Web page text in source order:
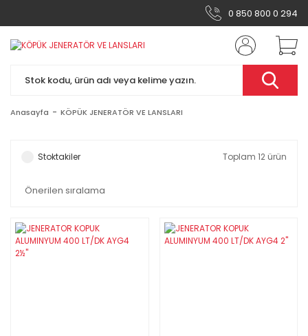
0 850 800 0 294
Anasayfa KÖPÜK JENERATÖR VE LANSLARI
Stoktakiler Toplam 12 ürün